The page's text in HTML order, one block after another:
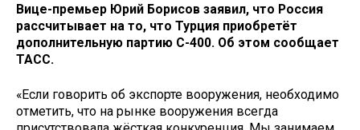
Вице-премьер Юрий Борисов заявил, что Россия
рассчитывает на то, что Турция приобретёт
дополнительную партию С-400. Об этом сообщает
ТАСС.
«Если говорить об экспорте вооружения, необходимо
отметить, что на рынке вооружения всегда